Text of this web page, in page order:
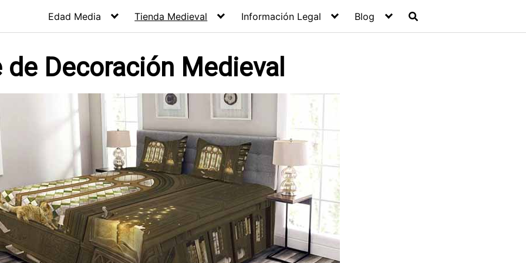
Edad Media Tienda Medieval Información Legal Blog
Decoración Medieval